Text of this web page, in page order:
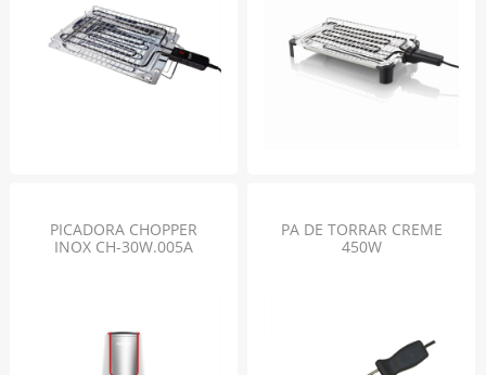
PICADORA CHOPPER
INOX CH-30W.005A
PA DE TORRAR CREME
450W